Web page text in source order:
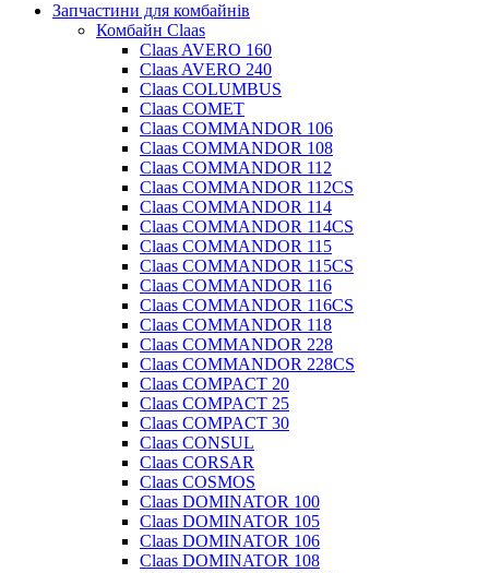
Запчастини для комбайнів
Комбайн Claas
Claas AVERO 160
Claas AVERO 240
Claas COLUMBUS
Claas COMET
Claas COMMANDOR 106
Claas COMMANDOR 108
Claas COMMANDOR 112
Claas COMMANDOR 112CS
Claas COMMANDOR 114
Claas COMMANDOR 114CS
Claas COMMANDOR 115
Claas COMMANDOR 115CS
Claas COMMANDOR 116
Claas COMMANDOR 116CS
Claas COMMANDOR 118
Claas COMMANDOR 228
Claas COMMANDOR 228CS
Claas COMPACT 20
Claas COMPACT 25
Claas COMPACT 30
Claas CONSUL
Claas CORSAR
Claas COSMOS
Claas DOMINATOR 100
Claas DOMINATOR 105
Claas DOMINATOR 106
Claas DOMINATOR 108